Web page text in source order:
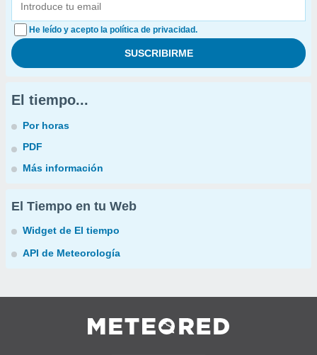
He leído y acepto la política de privacidad.
El tiempo...
Por horas
PDF
Más información
El Tiempo en tu Web
Widget de El tiempo
API de Meteorología